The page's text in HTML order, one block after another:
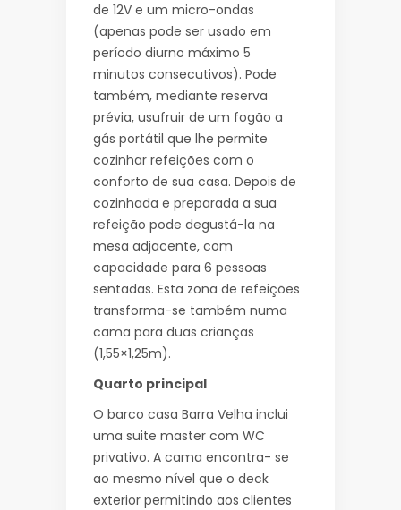
de 12V e um micro-ondas
(apenas pode ser usado em
período diurno máximo 5
minutos consecutivos). Pode
também, mediante reserva
prévia, usufruir de um fogão a
gás portátil que lhe permite
cozinhar refeições com o
conforto de sua casa. Depois de
cozinhada e preparada a sua
refeição pode degustá-la na
mesa adjacente, com
capacidade para 6 pessoas
sentadas. Esta zona de refeições
transforma-se também numa
cama para duas crianças
(1,55×1,25m).
Quarto principal
O barco casa Barra Velha inclui
uma suite master com WC
privativo. A cama encontra- se
ao mesmo nível que o deck
exterior permitindo aos clientes